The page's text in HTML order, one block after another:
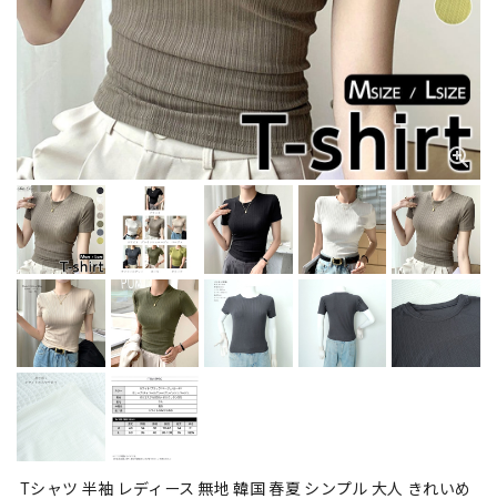
Tシャツ 半袖 レディース 無地 韓国 春夏 シンプル 大人 きれいめ